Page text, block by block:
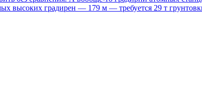
высоких градирен — 179 м — требуется 29 т